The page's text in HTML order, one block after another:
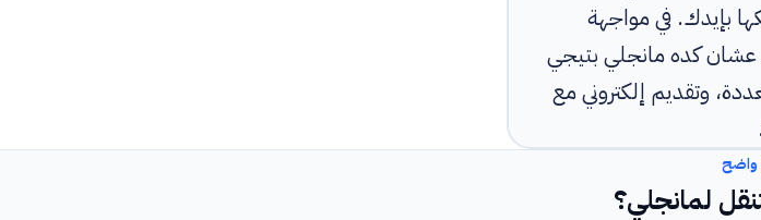
بإيدك. في مواجهة
عشان كده مانجلي بتيجي
وتقديم إلكتروني مع
واضح
لمانجلي؟